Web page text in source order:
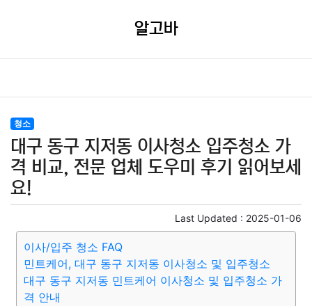
알고바
청소
대구 동구 지저동 이사청소 입주청소 가
격 비교, 전문 업체 도우미 후기 읽어보세
요!
Last Updated : 2025-01-06
이사/입주 청소 FAQ
민트케어, 대구 동구 지저동 이사청소 및 입주청소
대구 동구 지저동 민트케어 이사청소 및 입주청소 가
격 안내